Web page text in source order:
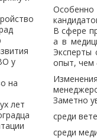
у
на
лет
В сфере
а в
Эксперты
опыт, чем
Заметно
среди
среди